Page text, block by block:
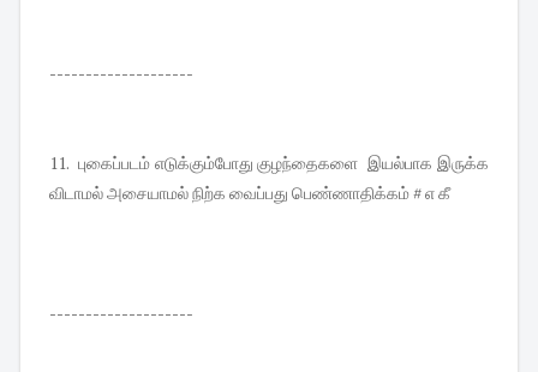
--------------------
11. புகைப்படம் எடுக்கும்போது குழந்தைகளை இயல்பாக இருக்க
விடாமல் அசையாமல் நிற்க வைப்பது பெண்ணாதிக்கம் # எ கீ
--------------------